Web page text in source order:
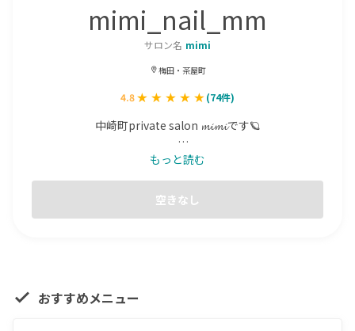
mimi_nail_mm
サロン名 mimi
梅田・茶屋町
4.8 (74件)
中崎町private salon 𝓶𝓲𝓶𝓲です🪐
Instagram→@mimi_nail_mm
パーツ多数取り揃えてます🫧
韓国/キラキラ/ガーリー/ちゅるんネイルが得意です🦋
もっと読む
空きなし
おすすめメニュー